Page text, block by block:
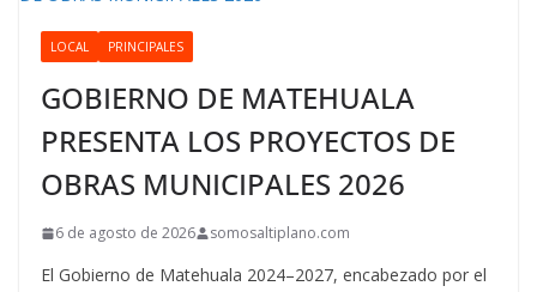
LOCAL PRINCIPALES
GOBIERNO DE MATEHUALA
PRESENTA LOS PROYECTOS DE
OBRAS MUNICIPALES 2026
6 de agosto de 2026 somosaltiplano.com
El Gobierno de Matehuala 2024–2027, encabezado por el